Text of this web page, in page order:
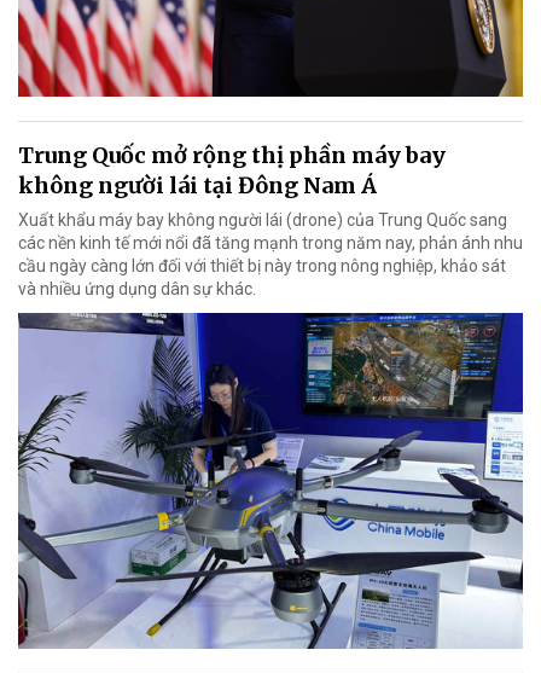
Trung Quốc mở rộng thị phần máy bay
không người lái tại Đông Nam Á
Xuất khẩu máy bay không người lái (drone) của Trung Quốc sang
các nền kinh tế mới nổi đã tăng mạnh trong năm nay, phản ánh nhu
cầu ngày càng lớn đối với thiết bị này trong nông nghiệp, khảo sát
và nhiều ứng dụng dân sự khác.